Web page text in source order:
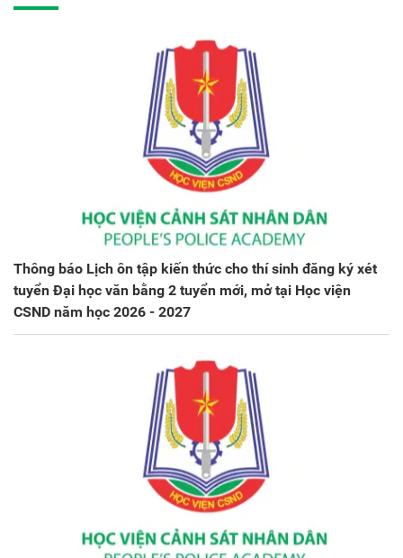
Thông báo Lịch ôn tập kiến thức cho thí sinh đăng ký xét
tuyển Đại học văn bằng 2 tuyển mới, mở tại Học viện
CSND năm học 2026 - 2027